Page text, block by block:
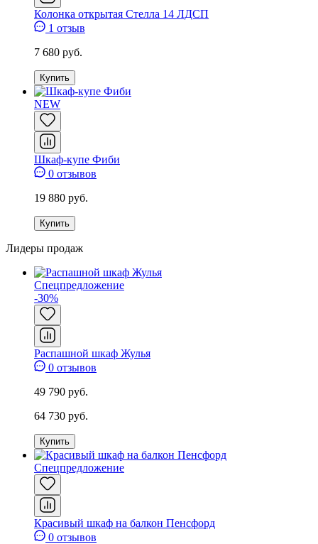
Колонка открытая Стелла 14 ЛДСП
1 отзыв
7 680 руб.
Купить
NEW
Шкаф-купе Фиби
0 отзывов
19 880 руб.
Купить
Лидеры продаж
Спецпредложение
-30%
Распашной шкаф Жулья
0 отзывов
49 790 руб.
64 730 руб.
Купить
Спецпредложение
Красивый шкаф на балкон Пенсфорд
0 отзывов